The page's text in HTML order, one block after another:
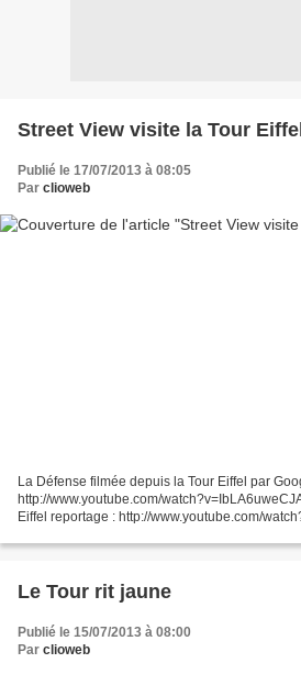
Street View visite la Tour
Publié le 17/07/2013 à 08:05
Par clioweb
La Défense filmée depuis la Tour Eiffel par
http://www.youtube.com/
Eiffel reportage : http://www.youtube.com/
Le Tour rit jaune
Publié le 15/07/2013 à 08:00
Par clioweb